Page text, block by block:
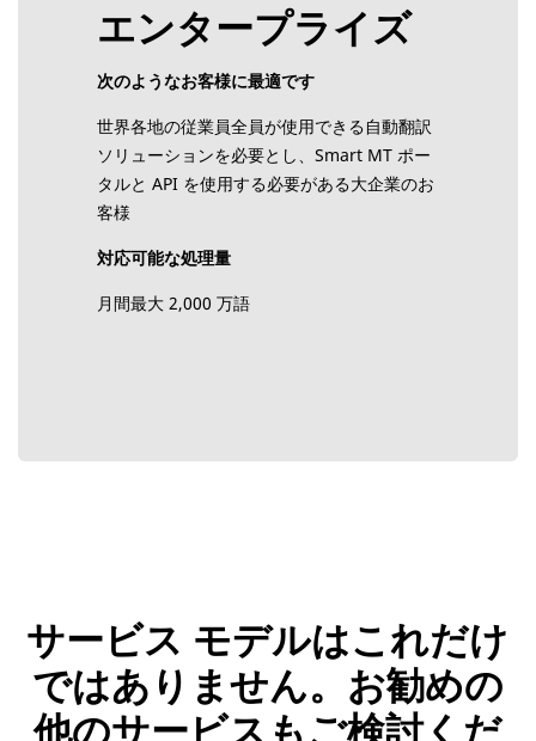
エンタープライズ
次のようなお客様に最適です
世界各地の従業員全員が使用できる自動翻訳
ソリューションを必要とし、Smart MT ポー
タルと API を使用する必要がある大企業のお
客様
対応可能な処理量
月間最大 2,000 万語
サービス モデルはこれだけ
ではありません。お勧めの
他のサービスもご検討くだ